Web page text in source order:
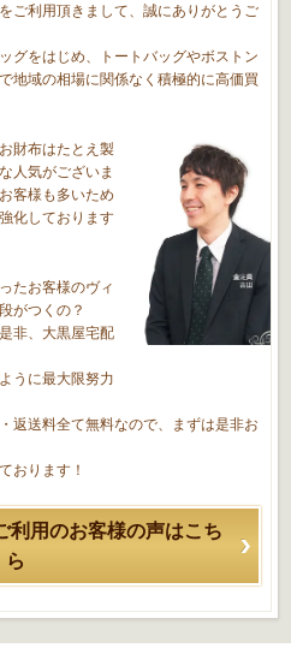
ご利用頂きまして、誠にありがとうご
グをはじめ、トートバッグやボストン
地域の相場に関係なく積極的に高価買
財布はたとえ製
人気がございま
客様も多いため
化しております
たお客様のヴィ
がつくの？
非、大黒屋宅配
うに最大限努力
返送料全て無料なので、まずは是非お
おります！
利用のお客様の声はこち
ら